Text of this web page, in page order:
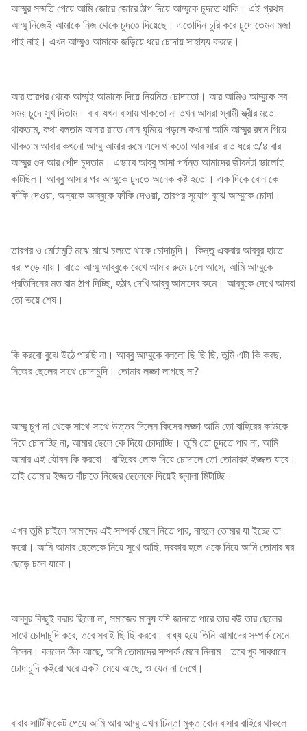
আম্মুর সম্মতি পেয়ে আমি জোরে জোরে ঠাপ দিয়ে আম্মুকে চুদতে থাকি। এই প্রথম
আম্মু নিজেই আমাকে নিজ থেকে চুদতে দিয়েছে। এতোদিন চুরি করে চুদে তেমন মজা
পাই নাই। এখন আম্মুও আমাকে জড়িয়ে ধরে চোদায় সাহায্য করছে।
আর তারপর থেকে আম্মুই আমাকে দিয়ে নিয়মিত চোদাতো। আর আমিও আম্মুকে সব
সময় চুদে সুখ দিতাম। বাবা যখন বাসায় থাকতো না তখন আমরা স্বামী স্ত্রীর মতো
থাকতাম, কথা বলতাম আবার রাতে বোন ঘুমিয়ে পড়লে কখনো আমি আম্মুর রুমে গিয়ে
থাকতাম আবার কখনো আম্মু আমার রুমে এসে থাকতো আর সারা রাত ধরে ৩/৪ বার
আম্মুর গুদ আর পোঁদ চুদতাম। এভাবে আব্বু আসা পর্যন্ত আমাদের জীবনটা ভালোই
কাটছিল। আব্বু আসার পর আম্মুকে চুদতে অনেক কষ্ট হতো। এক দিকে বোন কে
ফাঁকি দেওয়া, অন্যকে আব্বুকে ফাঁকি দেওয়া, তারপর সুযোগ বুঝে আম্মুকে চোদা।
তারপর ও মোটামুটি মঝে মাঝে চলতে থাকে চোদাচুদি। কিন্তু একবার আব্বুর হাতে
ধরা পড়ে যায়। রাতে আম্মু আব্বুকে রেখে আমার রুমে চলে আসে, আমি আম্মুকে
প্রতিদিনের মত রাম ঠাপ দিচ্ছি, হঠাৎ দেখি আব্বু আমাদের রুমে। আব্বুকে দেখে আমরা
তো ভয়ে শেষ।
কি করবো বুঝে উঠে পারছি না। আব্বু আম্মুকে বললো ছি ছি ছি, তুমি এটা কি করছ,
নিজের ছেলের সাথে চোদাচুদি। তোমার লজ্জা লাগছে না?
আম্মু চুপ না থেকে সাথে সাথে উত্তর দিলেন কিসের লজ্জা আমি তো বাহিরের কাউকে
দিয়ে চোদাচ্ছি না, আমার ছেলে কে দিয়ে চোদাচ্ছি। তুমি তো চুদতে পার না, আমি
আমার এই যৌবন কি করবো। বাহিরের লোক দিয়ে চোদালে তো তোমারই ইজ্জত যাবে।
তাই তোমার ইজ্জত বাঁচাতে নিজের ছেলেকে দিয়েই জ্বালা মিটাচ্ছি।
এখন তুমি চাইলে আমাদের এই সম্পর্ক মেনে নিতে পার, নাহলে তোমার যা ইচ্ছে তা
করো। আমি আমার ছেলেকে নিয়ে সুখে আছি, দরকার হলে ওকে নিয়ে আমি তোমার ঘর
ছেড়ে চলে যাবো।
আব্বুর কিছুই করার ছিলো না, সমাজের মানুষ যদি জানতে পারে তার বউ তার ছেলের
সাথে চোদাচুদি করে, তবে সবাই ছি ছি করবে। বাধ্য হয়ে তিনি আমাদের সম্পর্ক মেনে
নিলেন। বললেন ঠিক আছে, আমি তোমাদের সম্পর্ক মেনে নিলাম। তবে খুব সাবধানে
চোদাচুদি কইরো ঘরে একটা মেয়ে আছে, ও যেন না দেখে।
বাবার সার্টিফিকেট পেয়ে আমি আর আম্মু এখন চিন্তা মুক্ত বোন বাসার বাহিরে থাকলে